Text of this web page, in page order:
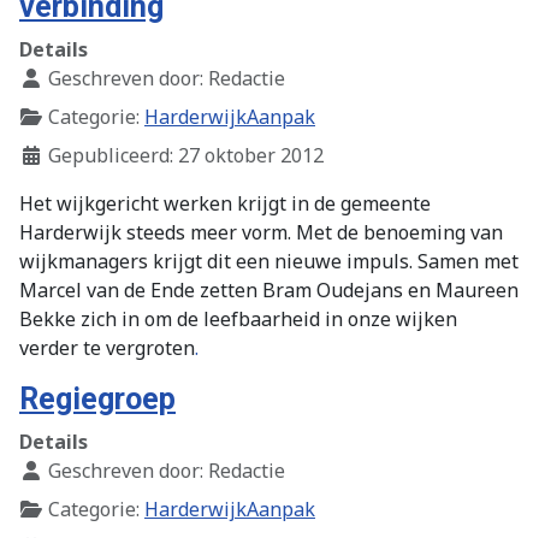
Details
Geschreven door: Redactie
Categorie: HarderwijkAanpak
Gepubliceerd: 27 oktober 2012
Het wijkgericht werken krijgt in de gemeente
Harderwijk steeds meer vorm. Met de benoeming van
wijkmanagers krijgt dit een nieuwe impuls. Samen met
Marcel van de Ende zetten Bram Oudejans en Maureen
Bekke zich in om de leefbaarheid in onze wijken
verder te vergroten.
Regiegroep
Details
Geschreven door: Redactie
Categorie: HarderwijkAanpak